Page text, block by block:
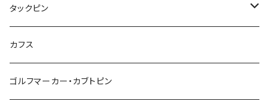
カメオ
星
鳥
こいのぼり
てんとう虫
鳥
ハロウィン
カモフラージュ
square
アイスクリーム
マーブル
音楽
羊
牛
惑星
星
こいのぼり
カメラ
音楽
アルファベット
ハロウィン
紐
鳥
星
アルファベット
結び
スクエア
タックピン
結び
カフス
ゴルフマーカー・カブトピン